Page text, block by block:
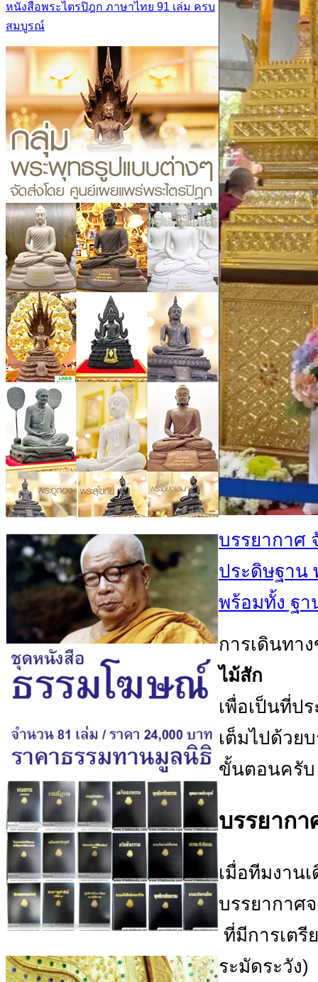
หนังสือพระไตรปิฎก ภาษาไทย 91 เล่ม ครบ
สมบูรณ์
บรรยากาศ
ประดิษฐาน
พร้อมทั้ง ฐา
การเดินทา
ไม้สัก
เพื่อเป็นที่ป
เต็มไปด้วย
ขั้นตอนครับ
บรรยาก
เมื่อทีมงาน
บรรยากาศ
ที่มีการเต
ระมัดระวัง)